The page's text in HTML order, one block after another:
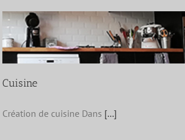
Cuisine
Création de cuisine Dans [...]